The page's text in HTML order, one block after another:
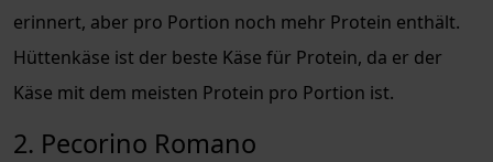
erinnert, aber pro Portion noch mehr Protein enthält.
Hüttenkäse ist der beste Käse für Protein, da er der
Käse mit dem meisten Protein pro Portion ist.
2. Pecorino Romano